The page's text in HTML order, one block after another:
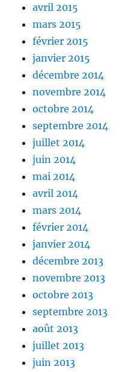
avril 2015
mars 2015
février 2015
janvier 2015
décembre 2014
novembre 2014
octobre 2014
septembre 2014
juillet 2014
juin 2014
mai 2014
avril 2014
mars 2014
février 2014
janvier 2014
décembre 2013
novembre 2013
octobre 2013
septembre 2013
août 2013
juillet 2013
juin 2013